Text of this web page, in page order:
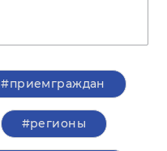
#приемграждан
#регионы